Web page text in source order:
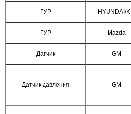
ГУР HYUNDAI/
ГУР Mazda
Датчик GM
Датчик давления GM